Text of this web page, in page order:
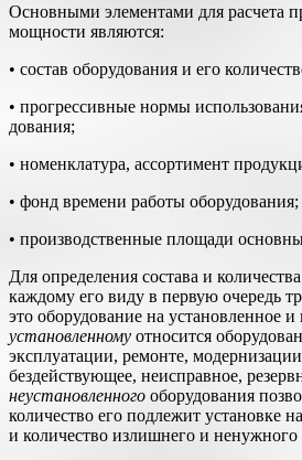
Основными элементами для расчета
мощно­сти являются:
• состав оборудования и его
• прогрессивные нормы
дования;
• номенклатура, ассортимент
• фонд времени работы оборудования;
• производственные площади
Для определения состава и
каждо­му его виду в первую очередь
это оборудо­вание на установленное
установленному отно­сится
эксплуатации, ремонте,
бездействующее, неисправное,
неустановленного оборудования
количество его подлежит установке
и количество излишнего и ненужного